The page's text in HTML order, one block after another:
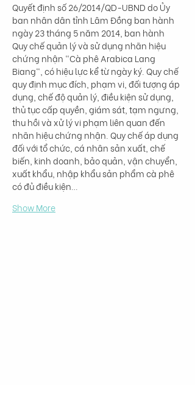
Quyết định số 26/2014/QD-UBND do Ủy
ban nhân dân tỉnh Lâm Đồng ban hành
ngày 23 tháng 5 năm 2014, ban hành
Quy chế quản lý và sử dụng nhãn hiệu
chứng nhận "Cà phê Arabica Lang
Biang", có hiệu lực kể từ ngày ký. Quy chế
quy định mục đích, phạm vi, đối tượng áp
dụng, chế độ quản lý, điều kiện sử dụng,
thủ tục cấp quyền, giám sát, tạm ngưng,
thu hồi và xử lý vi phạm liên quan đến
nhãn hiệu chứng nhận. Quy chế áp dụng
đối với tổ chức, cá nhân sản xuất, chế
biến, kinh doanh, bảo quản, vận chuyển,
xuất khẩu, nhập khẩu sản phẩm cà phê
có đủ điều kiện…
Show More